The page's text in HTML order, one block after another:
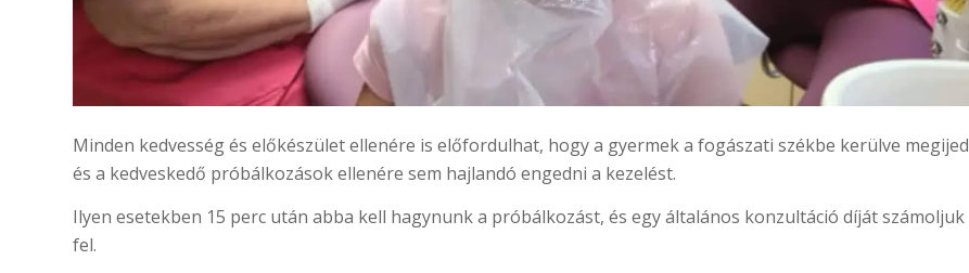
Minden kedvesség és előkészület ellenére is előfordulhat, hogy a gyermek a fogászati székbe kerülve megijed
és a kedveskedő próbálkozások ellenére sem hajlandó engedni a kezelést.
Ilyen esetekben 15 perc után abba kell hagynunk a próbálkozást, és egy általános konzultáció díját számoljuk
fel.